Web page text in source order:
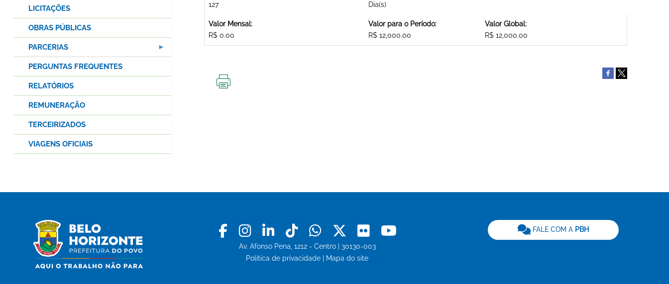
127
Dia(s)
Valor Mensal:
R$ 0.00
Valor para o Período:
R$ 12,000.00
Valor Global:
R$ 12,000.00
LICITAÇÕES
OBRAS PÚBLICAS
PARCERIAS
PERGUNTAS FREQUENTES
RELATÓRIOS
REMUNERAÇÃO
TERCEIRIZADOS
VIAGENS OFICIAIS
Facebook
Instagram
LinkedinTiktokWhatsapp
X Flickr
Av. Afonso Pena, 1212 - Centro | 30130-003
Política de privacidade
Mapa do site
FALE COM A PBH